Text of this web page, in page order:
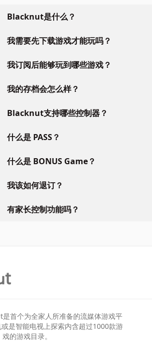
Blacknut是什么？
我需要先下载游戏才能玩吗？
我订阅后能够玩到哪些游戏？
我的存档会怎么样？
Blacknut支持哪些控制器？
什么是 PASS？
什么是 BONUS Game？
我该如何退订？
有家长控制功能吗？
首个为全家人所准备的流媒体游戏平
是智能电视上探索内含超过1000款游
戏的游戏目录。